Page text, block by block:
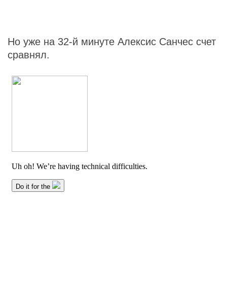
Но уже на 32-й минуте Алексис Санчес счет
сравнял.